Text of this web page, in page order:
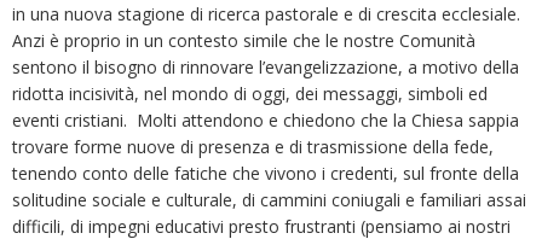
in una nuova stagione di ricerca pastorale e di crescita ecclesiale.
Anzi è proprio in un contesto simile che le nostre Comunità
sentono il bisogno di rinnovare l’evangelizzazione, a motivo della
ridotta incisività, nel mondo di oggi, dei messaggi, simboli ed
eventi cristiani. Molti attendono e chiedono che la Chiesa sappia
trovare forme nuove di presenza e di trasmissione della fede,
tenendo conto delle fatiche che vivono i credenti, sul fronte della
solitudine sociale e culturale, di cammini coniugali e familiari assai
difficili, di impegni educativi presto frustranti (pensiamo ai nostri